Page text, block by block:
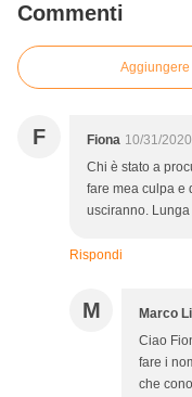
Commenti
F Fiona 10/31/
Chi è stato a
fare mea culpa e
usciranno.
Rispondi
M Marco
Ciao
fare i
che